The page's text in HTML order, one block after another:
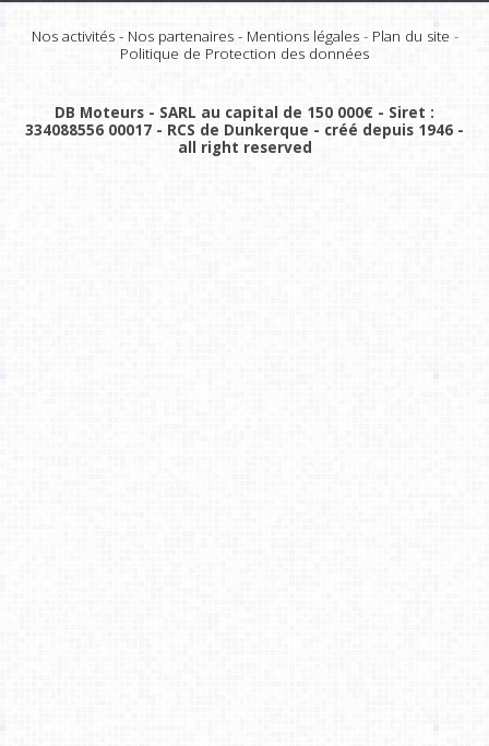
Nos activités- Nos partenaires- Mentions légales- Plan du site -
Politique de Protection des données
DB Moteurs - SARL au capital de 150 000€ - Siret :
334088556 00017 - RCS de Dunkerque - créé depuis 1946 -
all right reserved